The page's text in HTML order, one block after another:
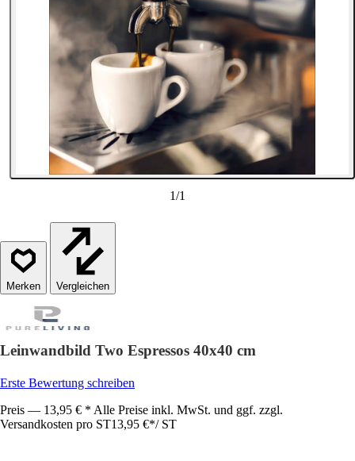
1/1
Vergleichen
Leinwandbild Two Espressos 40x40 cm
Erste Bewertung schreiben
Preis — 13,95 € * Alle Preise inkl. MwSt. und ggf. zzgl.
Versandkosten pro ST13,95 €*/ ST